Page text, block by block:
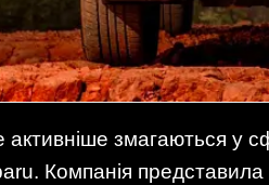
змагаються у
Компанія